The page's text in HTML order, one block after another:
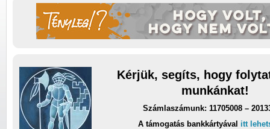
Kérjük, segíts, hogy
munkánkat!
Számlaszámunk: 11705008 –
A támogatás bankkártyával itt